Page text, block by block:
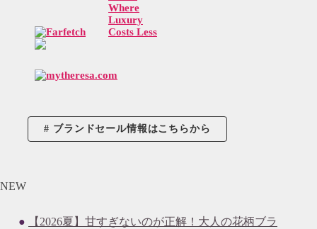
ブランドセール情報はこちらから
NEW
【2026夏】甘すぎないのが正解！大人の花柄ブラ